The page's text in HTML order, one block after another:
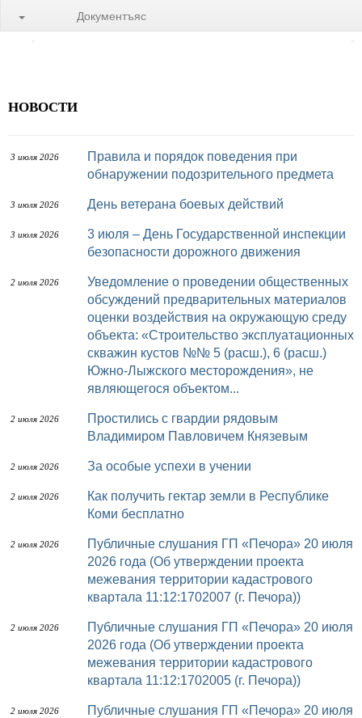
Документъяс
НОВОСТИ
3 июля 2026
Правила и порядок поведения при
обнаружении подозрительного предмета
3 июля 2026 День ветерана боевых действий
3 июля 2026
3 июля – День Государственной инспекции
безопасности дорожного движения
2 июля 2026
Уведомление о проведении общественных
обсуждений предварительных материалов
оценки воздействия на окружающую среду
объекта: «Строительство эксплуатационных
скважин кустов №№ 5 (расш.), 6 (расш.)
Южно-Лыжского месторождения», не
являющегося объектом...
2 июля 2026
Простились с гвардии рядовым
Владимиром Павловичем Князевым
2 июля 2026 За особые успехи в учении
2 июля 2026
Как получить гектар земли в Республике
Коми бесплатно
2 июля 2026
Публичные слушания ГП «Печора» 20 июля
2026 года (Об утверждении проекта
межевания территории кадастрового
квартала 11:12:1702007 (г. Печора))
2 июля 2026
Публичные слушания ГП «Печора» 20 июля
2026 года (Об утверждении проекта
межевания территории кадастрового
квартала 11:12:1702005 (г. Печора))
2 июля 2026
Публичные слушания ГП «Печора» 20 июля